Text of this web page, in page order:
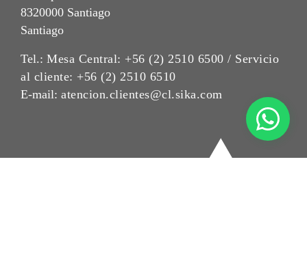
8320000 Santiago
Santiago
Tel.: Mesa Central: +56 (2) 2510 6500 / Servicio
al cliente: +56 (2) 2510 6510
E-mail: atencion.clientes@cl.sika.com